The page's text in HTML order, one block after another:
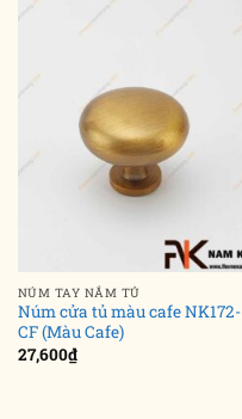
NÚM TAY NẮM TỦ
Núm cửa tủ màu cafe NK172-
CF (Màu Cafe)
27,600₫